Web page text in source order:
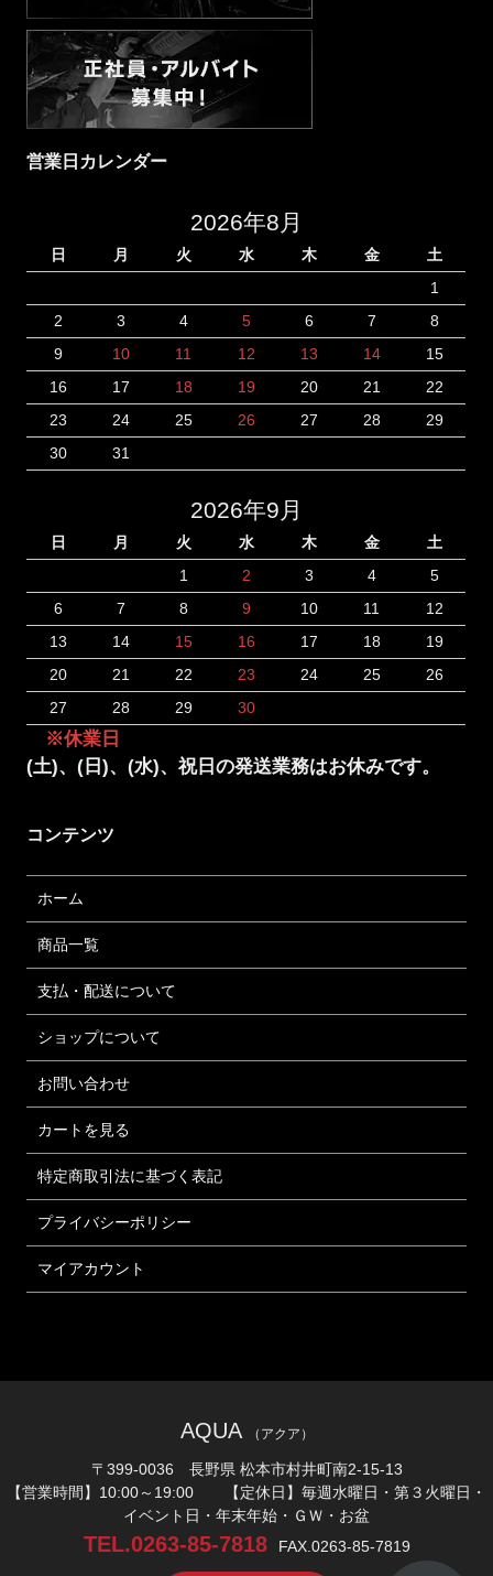
営業日カレンダー
2026年8月
日 月 火 水 木 金
土
1
2
3 4 5 6 7
8
9
10 11 12 13 14
15
16
17 18 19 20 21
22
23
24 25 26 27 28
29
30
31
2026年9月
日 月 火 水 木 金
土
1
2 3 4
5
6
7 8 9 10 11
12
13
14 15 16 17 18
19
20
21 22 23 24 25
26
27
28 29 30
※休業日
(土)、(日)、(水)、祝日の発送業務はお休みです。
コンテンツ
ホーム
商品一覧
支払・配送について
ショップについて
お問い合わせ
カートを見る
特定商取引法に基づく表記
プライバシーポリシー
マイアカウント
AQUA （アクア）
〒399-0036 長野県 松本市村井町南2-15-13
【営業時間】10:00～19:00 【定休日】毎週水曜日・第３火曜日・
イベント日・年末年始・ＧＷ・お盆
TEL.0263-85-7818 FAX.0263-85-7819